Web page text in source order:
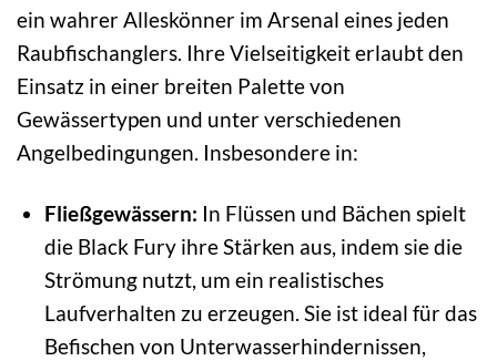
ein wahrer Alleskönner im Arsenal eines jeden
Raubfischanglers. Ihre Vielseitigkeit erlaubt den
Einsatz in einer breiten Palette von
Gewässertypen und unter verschiedenen
Angelbedingungen. Insbesondere in:
Fließgewässern: In Flüssen und Bächen spielt
die Black Fury ihre Stärken aus, indem sie die
Strömung nutzt, um ein realistisches
Laufverhalten zu erzeugen. Sie ist ideal für das
Befischen von Unterwasserhindernissen,